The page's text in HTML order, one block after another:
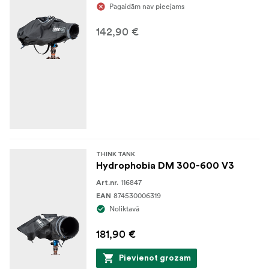
Pagaidām nav pieejams
142,90 €
THINK TANK
Hydrophobia DM 300-600 V3
Art.nr. 116847
EAN 874530006319
Noliktavā
181,90 €
Pievienot grozam